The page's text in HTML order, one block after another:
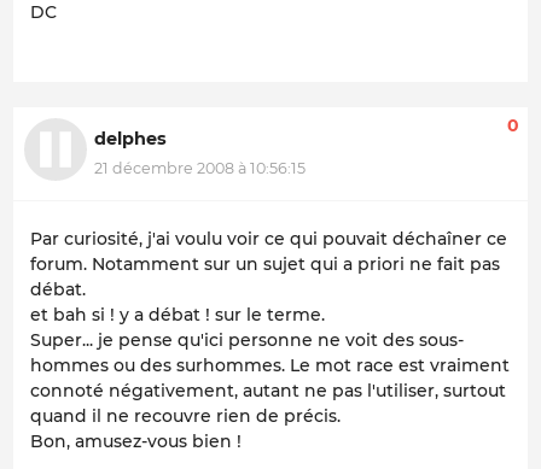
DC
delphes
21 décembre 2008 à 10:56:15
0
Par curiosité, j'ai voulu voir ce qui pouvait déchaîner ce
forum. Notamment sur un sujet qui a priori ne fait pas
débat.
et bah si ! y a débat ! sur le terme.
Super... je pense qu'ici personne ne voit des sous-
hommes ou des surhommes. Le mot race est vraiment
connoté négativement, autant ne pas l'utiliser, surtout
quand il ne recouvre rien de précis.
Bon, amusez-vous bien !